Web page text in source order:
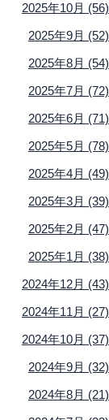
2025年10月 (56)
2025年9月 (52)
2025年8月 (54)
2025年7月 (72)
2025年6月 (71)
2025年5月 (78)
2025年4月 (49)
2025年3月 (39)
2025年2月 (47)
2025年1月 (38)
2024年12月 (43)
2024年11月 (27)
2024年10月 (37)
2024年9月 (32)
2024年8月 (21)